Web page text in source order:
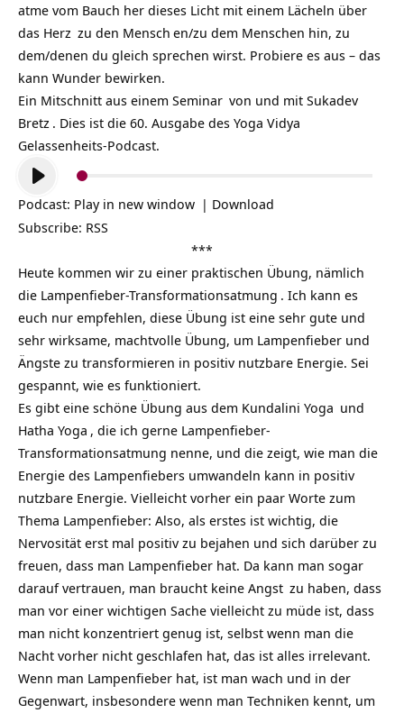
atme vom Bauch her dieses Licht mit einem Lächeln über
das Herz zu den Mensch en/zu dem Menschen hin, zu
dem/denen du gleich sprechen wirst. Probiere es aus – das
kann Wunder bewirken.
Ein Mitschnitt aus einem Seminar von und mit Sukadev
Bretz . Dies ist die 60. Ausgabe des Yoga Vidya
Gelassenheits-Podcast.
Audio-
Player
Podcast: Play in new window | Download
Subscribe: RSS
***
Heute kommen wir zu einer praktischen Übung, nämlich
die Lampenfieber-Transformationsatmung . Ich kann es
euch nur empfehlen, diese Übung ist eine sehr gute und
sehr wirksame, machtvolle Übung, um Lampenfieber und
Ängste zu transformieren in positiv nutzbare Energie. Sei
gespannt, wie es funktioniert.
Es gibt eine schöne Übung aus dem Kundalini Yoga und
Hatha Yoga , die ich gerne Lampenfieber-
Transformationsatmung nenne, und die zeigt, wie man die
Energie des Lampenfiebers umwandeln kann in positiv
nutzbare Energie. Vielleicht vorher ein paar Worte zum
Thema Lampenfieber: Also, als erstes ist wichtig, die
Nervosität erst mal positiv zu bejahen und sich darüber zu
freuen, dass man Lampenfieber hat. Da kann man sogar
darauf vertrauen, man braucht keine Angst zu haben, dass
man vor einer wichtigen Sache vielleicht zu müde ist, dass
man nicht konzentriert genug ist, selbst wenn man die
Nacht vorher nicht geschlafen hat, das ist alles irrelevant.
Wenn man Lampenfieber hat, ist man wach und in der
Gegenwart, insbesondere wenn man Techniken kennt, um